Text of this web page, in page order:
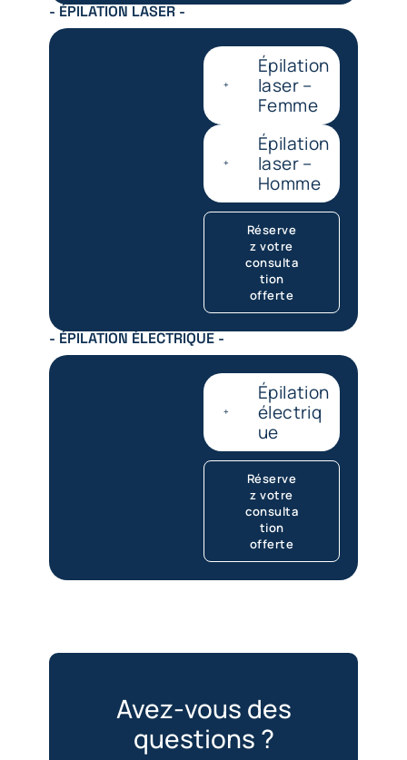
- ÉPILATION LASER -
Épilation
laser –
Femme
Épilation
laser –
Homme
Réserve
z votre
consulta
tion
offerte
- ÉPILATION ÉLECTRIQUE -
Épilation
électriq
ue
Réserve
z votre
consulta
tion
offerte
Avez-vous des
questions ?